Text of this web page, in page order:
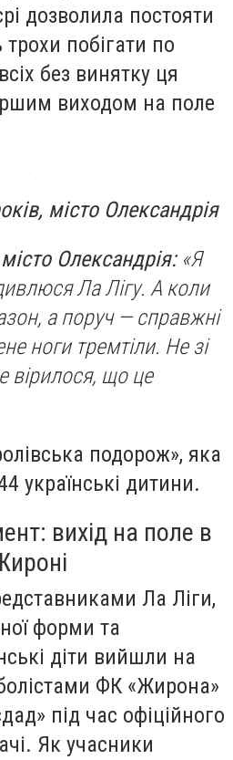
дозволила постояти
трохи побігати по
без винятку ця
виходом на поле
місто Олександрія
Олександрія:«Я
Ла Лігу. А коли
а поруч — справжні
ноги тремтіли. Не зі
вірилося, що це
подорож», яка
українські дитини.
вихід на поле в
Ла Ліги,
форми та
діти вийшли на
ФК «Жирона»
під час офіційного
Як учасники